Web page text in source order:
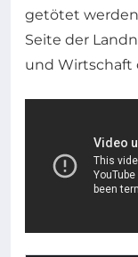
getötet
Seite der
und Wirtschaft